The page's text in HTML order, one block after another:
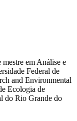
em Análise e
Federal de
and Environmental
Ecologia de
do Rio Grande do